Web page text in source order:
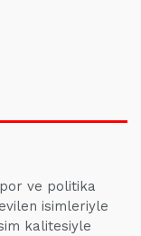
ve politika
isimleriyle
kalitesiyle